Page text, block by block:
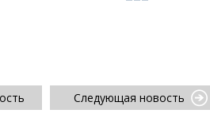
Следующая новость